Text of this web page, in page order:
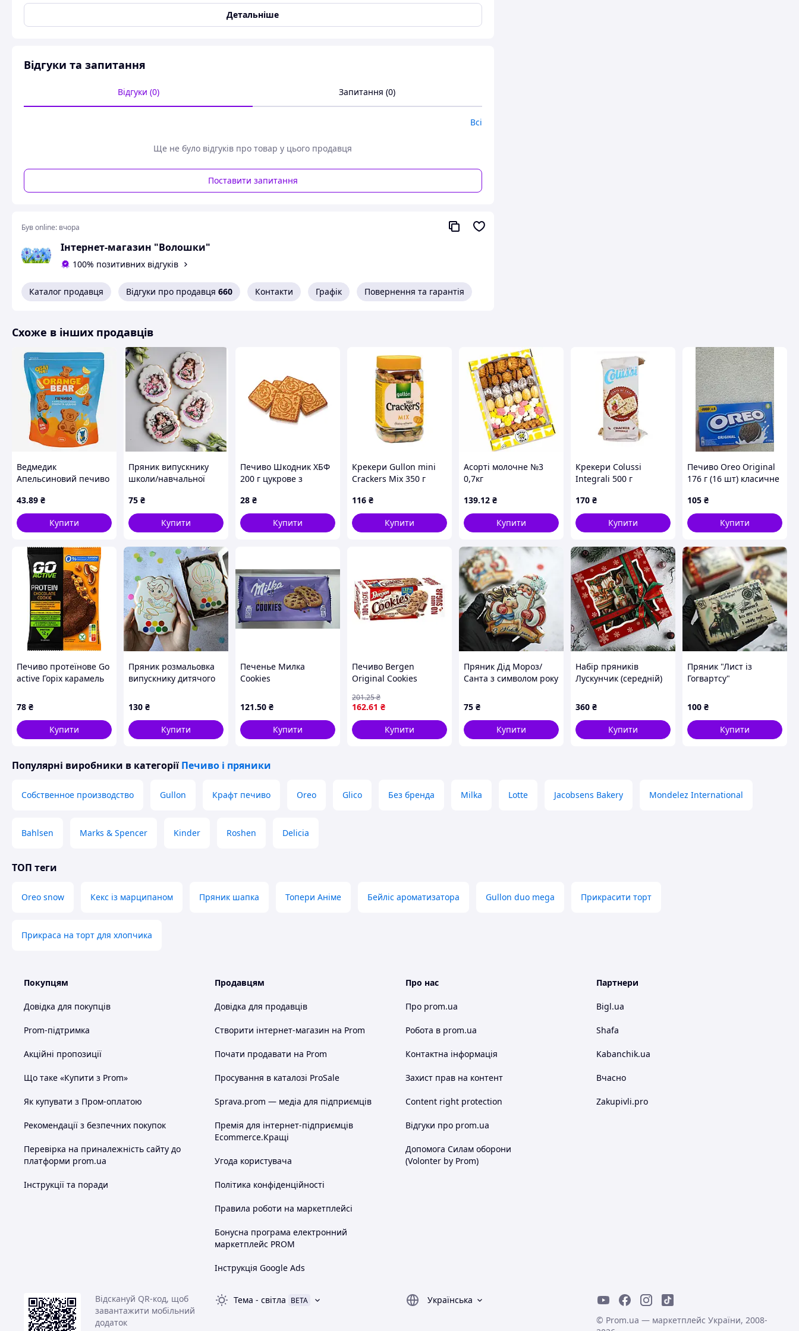
Рамка з надписом 50 грн
Детальніше
Відгуки та запитання
Відгуки (0) Запитання (0)
Всі
Ще не було відгуків про товар у цього продавця
Поставити запитання
Був online: вчора
Інтернет-магазин "Волошки"
100% позитивних відгуків
Каталог продавця Відгуки про продавця 660 Контакти Графік Повернення та гарантія
Схоже в інших продавців
Ведмедик
Апельсиновий печиво
ящ
43.89 ₴
Купити
Пряник випускнику
школи/навчальної
75 ₴
Купити
Печиво Шкодник ХБФ
200 г цукрове з
борошном і смаком
пряженого молока
28 ₴
Купити
Крекери Gullon mini
Crackers Mix 350 г
116 ₴
Купити
Асорті молочне №3
0,7кг
139.12 ₴
Купити
Крекери Colussi
Integrali 500 г
170 ₴
Купити
Печиво Oreo Original
176 г (16 шт) класичне
ванільною начинкою,
4 міні-пачки
105 ₴
Купити
Печиво протеїнове Go
active Горіх карамель
78 ₴
Купити
Пряник розмальовка
випускнику дитячого
подарунковій
коробочці
130 ₴
Купити
Печенье Милка
Cookies
121.50 ₴
Купити
Печиво Bergen
Original Cookies
г (940697)
162.61 ₴
201.25₴
Купити
Пряник Дід Мороз/
Санта з символом року
75 ₴
Купити
Набір пряників
Лускунчик (середній)
360 ₴
Купити
Пряник "Лист із
Гогвартсу"
100 ₴
Купити
Популярні виробники в категорії Печиво і пряники
Собственное производство Gullon Крафт печиво Oreo Glico Без бренда Milka Lotte Jacobsens Bakery Mondelez International
Bahlsen Marks & Spencer Kinder Roshen Delicia
ТОП теги
Oreo snow Кекс із марципаном Пряник шапка Топери Аніме Бейліс ароматизатора Gullon duo mega Прикрасити торт
Прикраса на торт для хлопчика
Покупцям
Довідка для покупців
Prom-підтримка
Акційні пропозиції
Що таке «Купити з Prom»
Як купувати з Пром-оплатою
Рекомендації з безпечних покупок
Перевірка на приналежність сайту до
платформи prom.ua
Інструкції та поради
Продавцям
Довідка для продавців
Створити інтернет-магазин на Prom
Почати продавати на Prom
Просування в каталозі ProSale
Sprava.prom — медіа для підприємців
Премія для інтернет-підприємців
Ecommerce.Кращі
Угода користувача
Політика конфіденційності
Правила роботи на маркетплейсі
Бонусна програма електронний
маркетплейс PROM
Інструкція Google Ads
Про нас
Про prom.ua
Робота в prom.ua
Контактна інформація
Захист прав на контент
Content right protection
Відгуки про prom.ua
Допомога Силам оборони
(Volonter by Prom)
Партнери
Bigl.ua
Shafa
Kabanchik.ua
Вчасно
Zakupivli.pro
Відскануй QR-код, щоб
завантажити мобільний
додаток
Тема - світла BETA
Українська
© Prom.ua — маркетплейс України, 2008-